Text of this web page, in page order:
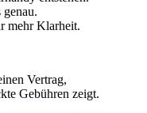
mehr Klarheit.